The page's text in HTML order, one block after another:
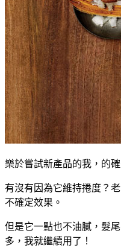
樂於嘗試新產品的我，的
有沒有因為它維持捲度？
不確定效果。
但是它一點也不油膩，髮
多，我就繼續用了！